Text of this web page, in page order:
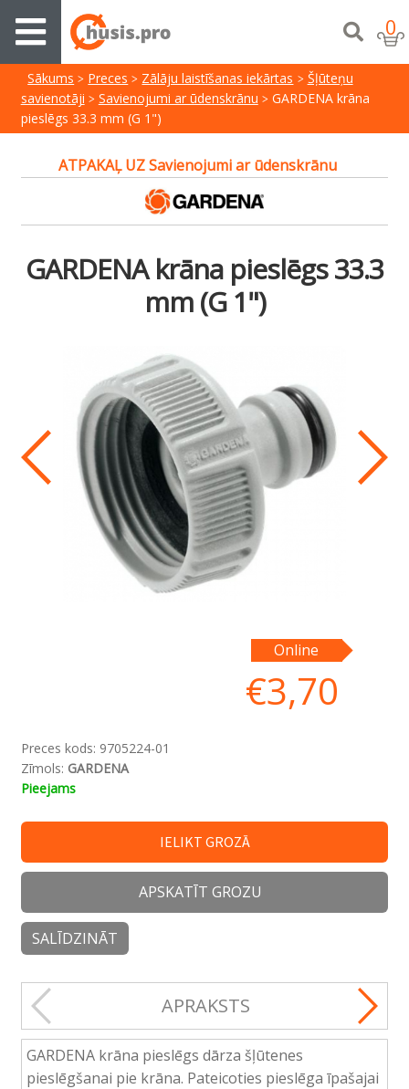
0
Sākums Preces Zālāju laistīšanas iekārtas
Šļūteņu
savienotāji
Savienojumi ar ūdenskrānu
GARDENA krāna
pieslēgs 33.3 mm (G 1")
ATPAKAĻ UZ Savienojumi ar ūdenskrānu
GARDENA krāna pieslēgs 33.3
mm (G 1")
Online
€3,70
Preces kods: 9705224-01
Zīmols: GARDENA
Pieejams
IELIKT GROZĀ
APSKATĪT GROZU
SALĪDZINĀT
APRAKSTS
GARDENA krāna pieslēgs dārza šļūtenes
pieslēgšanai pie krāna. Pateicoties pieslēga īpašajai